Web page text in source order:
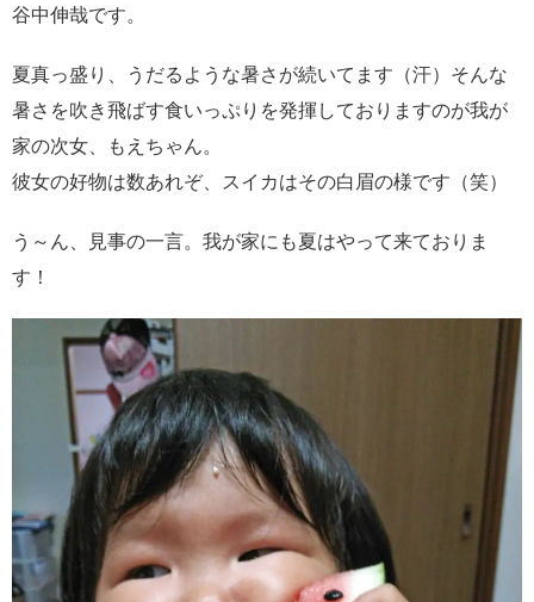
谷中伸哉です。
夏真っ盛り、うだるような暑さが続いてます（汗）そんな
暑さを吹き飛ばす食いっぷりを発揮しておりますのが我が
家の次女、もえちゃん。
彼女の好物は数あれぞ、スイカはその白眉の様です（笑）
う～ん、見事の一言。我が家にも夏はやって来ておりま
す！